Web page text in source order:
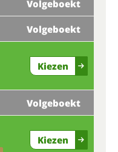
Volgeboekt
Volgeboekt
Kiezen
Volgeboekt
Kiezen